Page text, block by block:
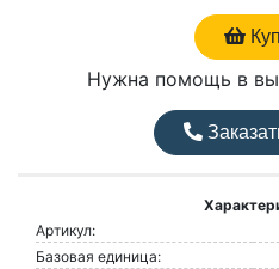
Нужна помощь в
Артикул:
Базовая единица: